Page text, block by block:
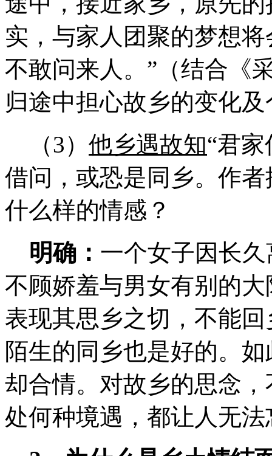
实，与家人团聚的梦想
不敢问来人。”（结合《
归途中担心故乡的变化
（3） 他乡遇故知“君
借问，或恐是同乡。作
什么样的情感？
明确： 一个女子因长
不顾娇羞与男女有别的
表现其思乡之切，不能
陌生的同乡也是好的。
却合情。对故乡的思念
处何种境遇，都让人无